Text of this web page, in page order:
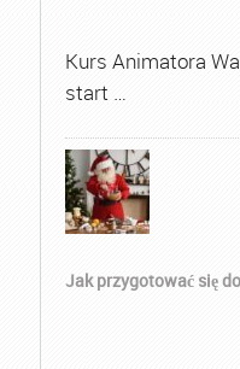
Kurs Animatora
start …
Jak przygotować się